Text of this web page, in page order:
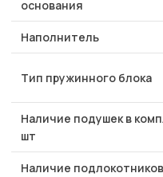
основания
Наполнитель
Тип пружинного блока
Наличие подушек в
шт
Наличие подлокотников